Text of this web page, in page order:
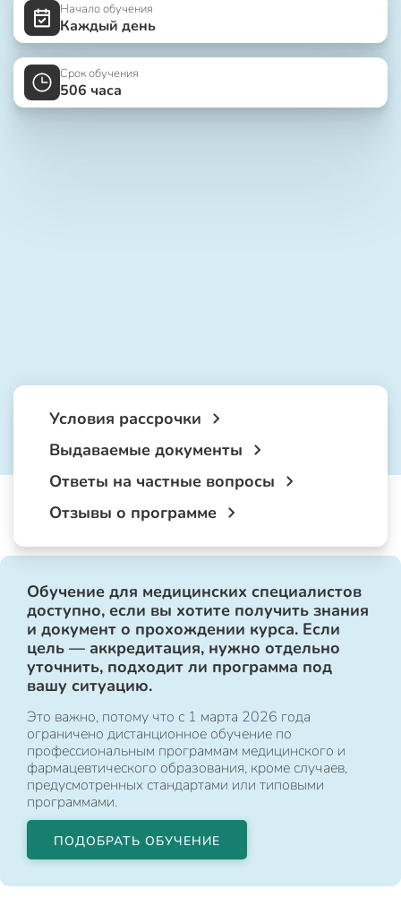
Начало обучения
Каждый день
Срок обучения
506 часа
Условия рассрочки
Выдаваемые документы
Ответы на частные вопросы
Отзывы о программе
Обучение для медицинских специалистов
доступно, если вы хотите получить знания
и документ о прохождении курса. Если
цель — аккредитация, нужно отдельно
уточнить, подходит ли программа под
вашу ситуацию.
Это важно, потому что с 1 марта 2026 года
ограничено дистанционное обучение по
профессиональным программам медицинского и
фармацевтического образования, кроме случаев,
предусмотренных стандартами или типовыми
программами.
ПОДОБРАТЬ ОБУЧЕНИЕ